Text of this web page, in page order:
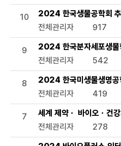
10
2024 한국생물공학회
전체관리자
917
9
2024 한국분자세포생
전체관리자
542
8
2024 한국미생물생명
전체관리자
419
7
세계 제약ㆍ 바이오ㆍ
전체관리자
278